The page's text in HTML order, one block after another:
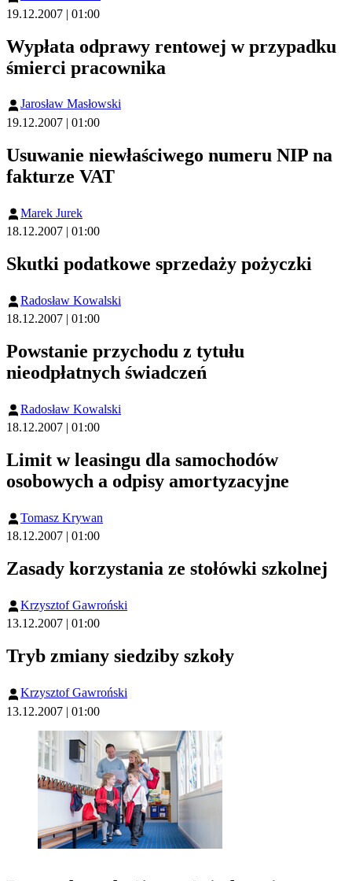
19.12.2007 | 01:00
Wypłata odprawy rentowej w przypadku
śmierci pracownika
Jarosław Masłowski
19.12.2007 | 01:00
Usuwanie niewłaściwego numeru NIP na
fakturze VAT
Marek Jurek
18.12.2007 | 01:00
Skutki podatkowe sprzedaży pożyczki
Radosław Kowalski
18.12.2007 | 01:00
Powstanie przychodu z tytułu
nieodpłatnych świadczeń
Radosław Kowalski
18.12.2007 | 01:00
Limit w leasingu dla samochodów
osobowych a odpisy amortyzacyjne
Tomasz Krywan
18.12.2007 | 01:00
Zasady korzystania ze stołówki szkolnej
Krzysztof Gawroński
13.12.2007 | 01:00
Tryb zmiany siedziby szkoły
Krzysztof Gawroński
13.12.2007 | 01:00